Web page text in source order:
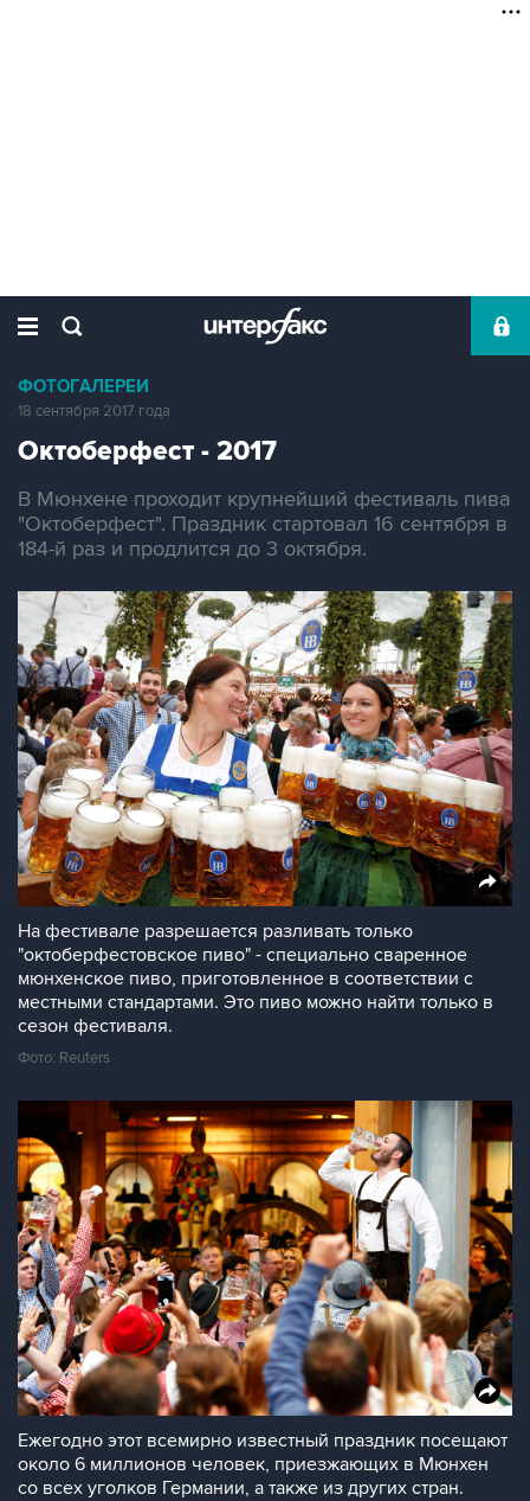
ФОТОГАЛЕРЕИ
18 сентября 2017 года
Октоберфест - 2017
В Мюнхене проходит крупнейший фестиваль пива
"Октоберфест". Праздник стартовал 16 сентября в
184-й раз и продлится до 3 октября.
На фестивале разрешается разливать только
"октоберфестовское пиво" - специально сваренное
мюнхенское пиво, приготовленное в соответствии с
местными стандартами. Это пиво можно найти только в
сезон фестиваля.
Фото: Reuters
Ежегодно этот всемирно известный праздник посещают
около 6 миллионов человек, приезжающих в Мюнхен
со всех уголков Германии, а также из других стран.